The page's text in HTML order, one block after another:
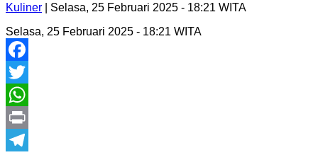
Kuliner | Selasa, 25 Februari 2025 - 18:21 WITA
Selasa, 25 Februari 2025 - 18:21 WITA
Facebook
Twitter
WhatsApp
Print